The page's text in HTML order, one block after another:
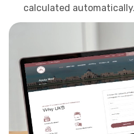
calculated automatically.